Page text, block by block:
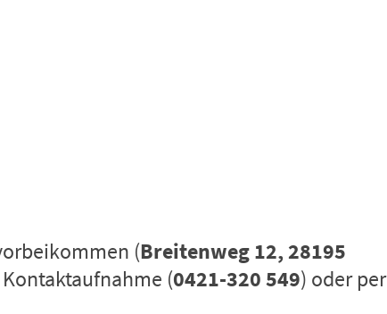
(Breitenweg 12, 28195
(0421-320 549) oder per